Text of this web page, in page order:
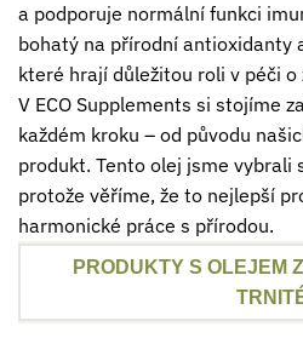
a podporuje normální funkci
bohatý na přírodní antioxidanty
které hrají důležitou roli v péči
V ECO Supplements si stojíme
každém kroku – od původu
produkt. Tento olej jsme vybrali
protože věříme, že to nejlepší
harmonické práce s přírodou.
PRODUKTY S OLEJEM